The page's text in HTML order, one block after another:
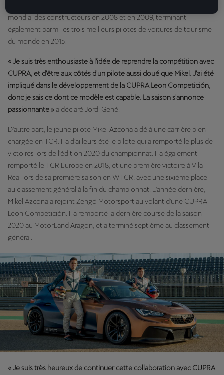
mondial des constructeurs en 2008 et en 2009, terminant
également parmi les trois meilleurs pilotes de voitures de tourisme
du monde en 2015.
« Je suis très enthousiaste à l'idée de reprendre la compétition avec
CUPRA, et d'être aux côtés d'un pilote aussi doué que Mikel. J'ai été
impliqué dans le développement de la CUPRA Leon Competición,
donc je sais ce dont ce modèle est capable. La saison s'annonce
passionnante »a déclaré Jordi Gené.
D'autre part, le jeune pilote Mikel Azcona a déjà une carrière bien
chargée en TCR. Il a d'ailleurs été le pilote qui a remporté le plus de
victoires lors de l'édition 2020 du championnat. Il a également
remporté le TCR Europe en 2018, et une première victoire à Vila
Real lors de sa première saison en WTCR, avec une sixième place
au classement général à la fin du championnat. L'année dernière,
Mikel Azcona a rejoint Zengő Motorsport au volant d'une CUPRA
Leon Competición. Il a remporté la dernière course de la saison
2020 au MotorLand Aragon, et a terminé septième au classement
général.
« Je suis très heureux de continuer cette collaboration avec CUPRA